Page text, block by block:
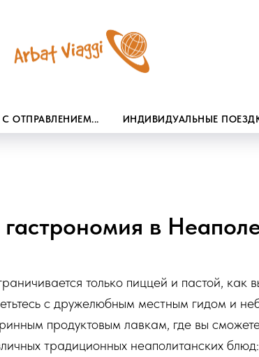
С ОТПРАВЛЕНИЕМ... ИНДИВИДУАЛЬНЫЕ
в
только пиццей и пастой, как
с дружелюбным местным гидом и
продуктовым лавкам, где вы
традиционных неаполитанских